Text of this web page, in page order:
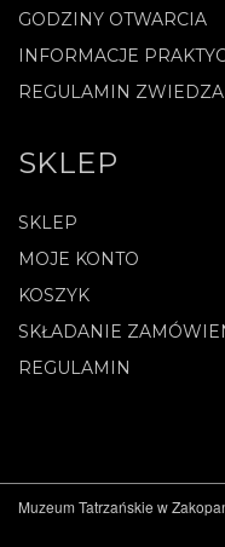
GODZINY OTWARCIA
INFORMACJE
REGULAMIN
SKLEP
SKLEP
MOJE KONTO
KOSZYK
SKŁADANIE
REGULAMIN
Muzeum Tatrzańskie w